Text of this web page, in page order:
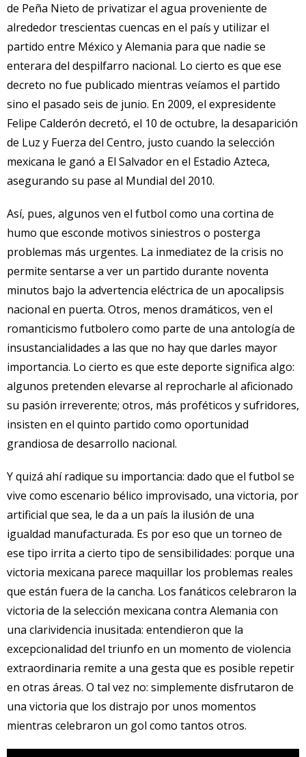
de Peña Nieto de privatizar el agua proveniente de
alrededor trescientas cuencas en el país y utilizar el
partido entre México y Alemania para que nadie se
enterara del despilfarro nacional. Lo cierto es que ese
decreto no fue publicado mientras veíamos el partido
sino el pasado seis de junio. En 2009, el expresidente
Felipe Calderón decretó, el 10 de octubre, la desaparición
de Luz y Fuerza del Centro, justo cuando la selección
mexicana le ganó a El Salvador en el Estadio Azteca,
asegurando su pase al Mundial del 2010.
Así, pues, algunos ven el futbol como una cortina de
humo que esconde motivos siniestros o posterga
problemas más urgentes. La inmediatez de la crisis no
permite sentarse a ver un partido durante noventa
minutos bajo la advertencia eléctrica de un apocalipsis
nacional en puerta. Otros, menos dramáticos, ven el
romanticismo futbolero como parte de una antología de
insustancialidades a las que no hay que darles mayor
importancia. Lo cierto es que este deporte significa algo:
algunos pretenden elevarse al reprocharle al aficionado
su pasión irreverente; otros, más proféticos y sufridores,
insisten en el quinto partido como oportunidad
grandiosa de desarrollo nacional.
Y quizá ahí radique su importancia: dado que el futbol se
vive como escenario bélico improvisado, una victoria, por
artificial que sea, le da a un país la ilusión de una
igualdad manufacturada. Es por eso que un torneo de
ese tipo irrita a cierto tipo de sensibilidades: porque una
victoria mexicana parece maquillar los problemas reales
que están fuera de la cancha. Los fanáticos celebraron la
victoria de la selección mexicana contra Alemania con
una clarividencia inusitada: entendieron que la
excepcionalidad del triunfo en un momento de violencia
extraordinaria remite a una gesta que es posible repetir
en otras áreas. O tal vez no: simplemente disfrutaron de
una victoria que los distrajo por unos momentos
mientras celebraron un gol como tantos otros.